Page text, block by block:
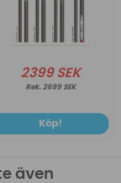
2399 SEK
2699 SEK
Köp!
även